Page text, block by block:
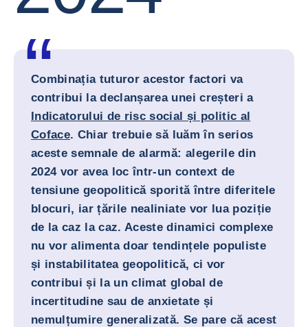
Combinația tuturor acestor factori va
contribui la declanșarea unei creșteri a
Indicatorului de risc social și politic al
Coface. Chiar trebuie să luăm în serios
aceste semnale de alarmă: alegerile din
2024 vor avea loc într-un context de
tensiune geopolitică sporită între diferitele
blocuri, iar țările nealiniate vor lua poziție
de la caz la caz. Aceste dinamici complexe
nu vor alimenta doar tendințele populiste
și instabilitatea geopolitică, ci vor
contribui și la un climat global de
incertitudine sau de anxietate și
nemulțumire generalizată. Se pare că acest